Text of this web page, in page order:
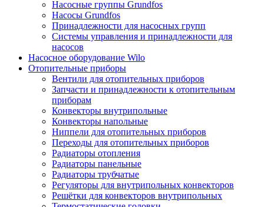
Насосные группы Grundfos
Насосы Grundfos
Принадлежности для насосных групп
Системы управления и принадлежности для
насосов
Насосное оборудование Wilo
Отопительные приборы
Вентили для отопительных приборов
Запчасти и принадлежности к отопительным
приборам
Конвекторы внутрипольные
Конвекторы напольные
Ниппели для отопительных приборов
Переходы для отопительных приборов
Радиаторы отопления
Радиаторы панельные
Радиаторы трубчатые
Регуляторы для внутрипольных конвекторов
Решётки для конвекторов внутрипольных